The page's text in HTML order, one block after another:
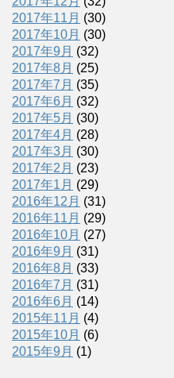
2017年11月 (30)
2017年10月 (30)
2017年9月 (32)
2017年8月 (25)
2017年7月 (35)
2017年6月 (32)
2017年5月 (30)
2017年4月 (28)
2017年3月 (30)
2017年2月 (23)
2017年1月 (29)
2016年12月 (31)
2016年11月 (29)
2016年10月 (27)
2016年9月 (31)
2016年8月 (33)
2016年7月 (31)
2016年6月 (14)
2015年11月 (4)
2015年10月 (6)
2015年9月 (1)